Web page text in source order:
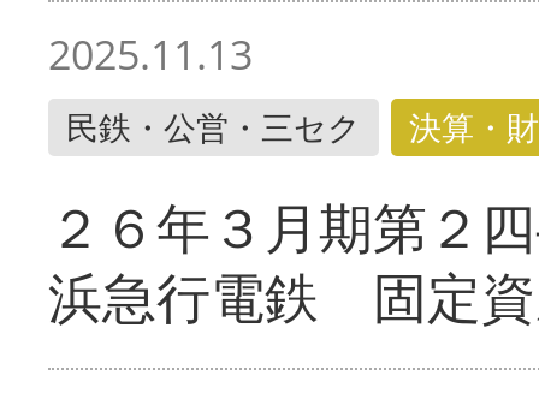
2025.11.13
民鉄・公営・三セク 決算・
２６年３月期第２
浜急行電鉄 固定